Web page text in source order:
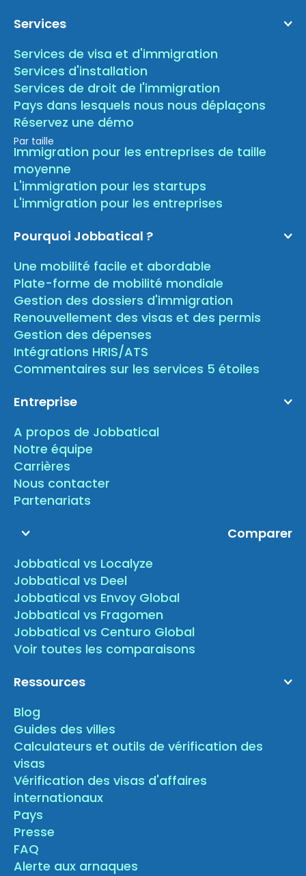
Services
Services de visa et d'immigration
Services d'installation
Services de droit de l'immigration
Pays dans lesquels nous nous déplaçons
Réservez une démo
Par taille
Immigration pour les entreprises de taille
moyenne
L'immigration pour les startups
L'immigration pour les entreprises
Pourquoi Jobbatical ?
Une mobilité facile et abordable
Plate-forme de mobilité mondiale
Gestion des dossiers d'immigration
Renouvellement des visas et des permis
Gestion des dépenses
Intégrations HRIS/ATS
Commentaires sur les services 5 étoiles
Entreprise
A propos de Jobbatical
Notre équipe
Carrières
Nous contacter
Partenariats
Comparer
Jobbatical vs Localyze
Jobbatical vs Deel
Jobbatical vs Envoy Global
Jobbatical vs Fragomen
Jobbatical vs Centuro Global
Voir toutes les comparaisons
Ressources
Blog
Guides des villes
Calculateurs et outils de vérification des
visas
Vérification des visas d'affaires
internationaux
Pays
Presse
FAQ
Alerte aux arnaques